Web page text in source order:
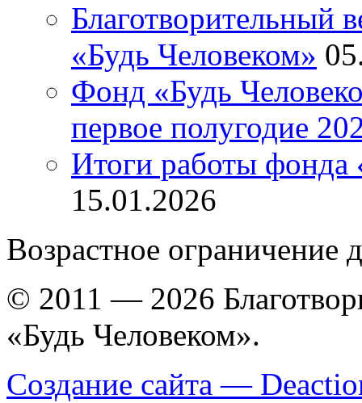
Благотворительный
«Будь Человеком»
Фонд «Будь
первое полугодие
Итоги работы фонда
15.01.2026
Возрастное ограничение
© 2011 — 2026
«Будь Человеком».
Создание сайта —